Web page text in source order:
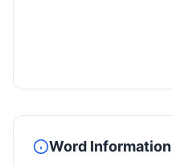
Word Information